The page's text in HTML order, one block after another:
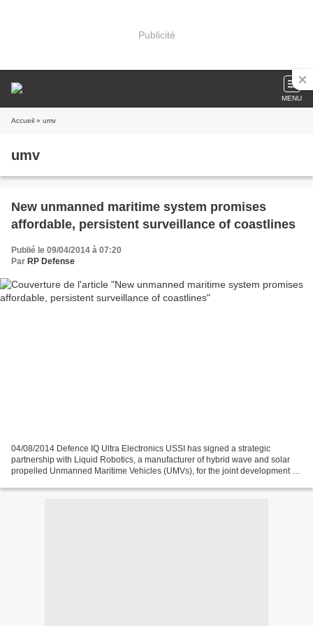
Publicité
MENU
Accueil » umv
umv
New unmanned maritime system promises
affordable, persistent surveillance of coastlines
Publié le 09/04/2014 à 07:20
Par RP Defense
04/08/2014 Defence IQ Ultra Electronics USSI has signed a strategic
partnership with Liquid Robotics, a manufacturer of hybrid wave and solar
propelled Unmanned Maritime Vehicles (UMVs), for the joint development of